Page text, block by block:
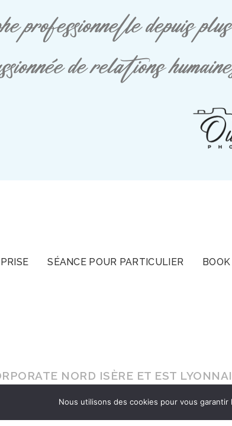
professionnelle depuis
de relations
SÉANCE POUR PARTICULIER
NORD ISÈRE ET EST
, faites-vous le cadeau
Nous utilisons des cookies pour vous